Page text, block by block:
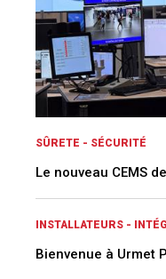
SÛRETE - SÉCURITÉ
Le nouveau CEMS
INSTALLATEURS -
Bienvenue à Urmet